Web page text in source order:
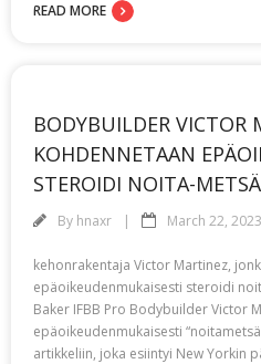
READ MORE
BODYBUILDER VICTOR
KOHDENNETAAN
STEROIDI NOITA-
By hnaxr March 22, 2023
kehonrakentaja Victor Martinez,
epäoikeudenmukaisesti steroidi
Baker IFBB Pro Bodybuilder Victor
epäoikeudenmukaisesti
artikkeliin, joka esiintyi New Yorkin